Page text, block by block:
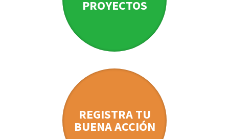
PROYECTOS
REGISTRA TU
BUENA ACCIÓN